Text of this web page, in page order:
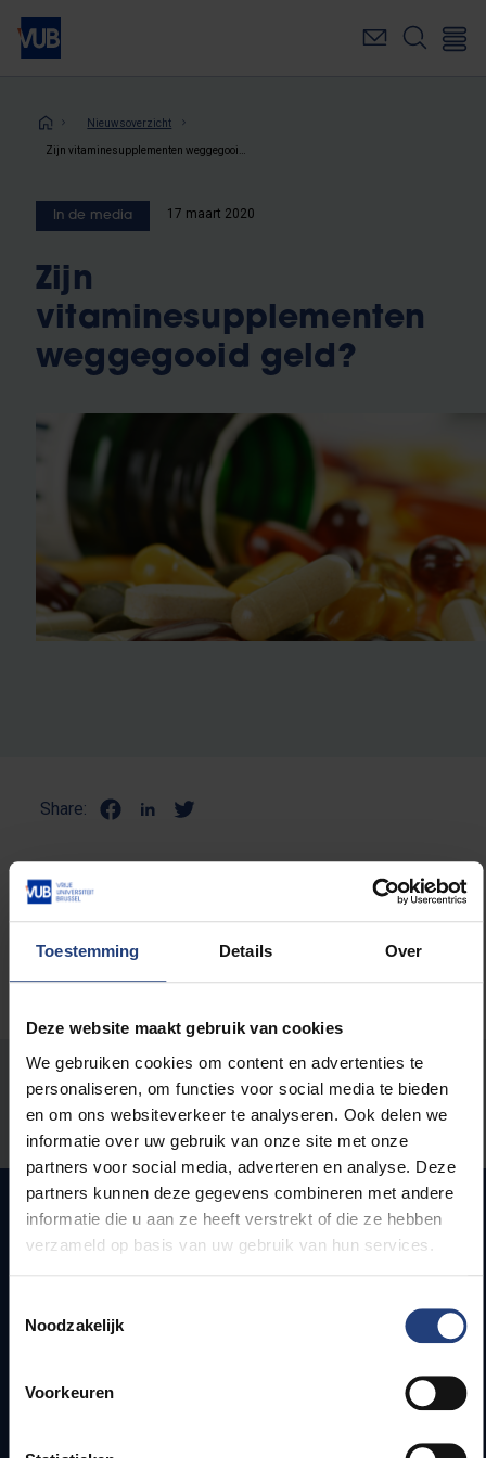
Toestemming Details Over
Deze website maakt gebruik van cookies
We gebruiken cookies om content en advertenties te
personaliseren, om functies voor social media te bieden
en om ons websiteverkeer te analyseren. Ook delen we
informatie over uw gebruik van onze site met onze
partners voor social media, adverteren en analyse. Deze
partners kunnen deze gegevens combineren met andere
informatie die u aan ze heeft verstrekt of die ze hebben
verzameld op basis van uw gebruik van hun services.
Noodzakelijk
Voorkeuren
Overslaan
naar
inhoudKruimelpad
Nieuwsoverzicht
In de media 17 maart 2020
Zijn
vitaminesupplementen
weggegooid geld?
Share:
Stond er een fout op deze pagina?
Laat het ons weten
Snel naar
Jobs
Bereikbaarheid